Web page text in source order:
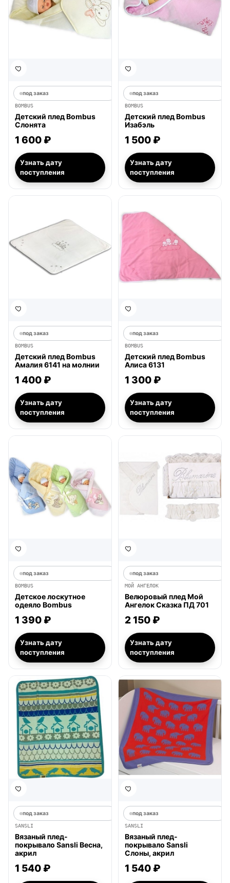
под заказ
BOMBUS
Детский плед Bombus
Слонята
1 600 ₽
Узнать дату
поступления
под заказ
BOMBUS
Детский плед Bombus
Изабэль
1 500 ₽
Узнать дату
поступления
под заказ
BOMBUS
Детский плед Bombus
Амалия 6141 на молнии
1 400 ₽
Узнать дату
поступления
под заказ
BOMBUS
Детский плед Bombus
Алиса 6131
1 300 ₽
Узнать дату
поступления
под заказ
BOMBUS
Детское лоскутное
одеяло Bombus
1 390 ₽
Узнать дату
поступления
под заказ
МОЙ АНГЕЛОК
Велюровый плед Мой
Ангелок Сказка ПД 701
2 150 ₽
Узнать дату
поступления
под заказ
SANSLI
Вязаный плед-
покрывало Sansli Весна,
акрил
1 540 ₽
под заказ
SANSLI
Вязаный плед-
покрывало Sansli
Слоны, акрил
1 540 ₽